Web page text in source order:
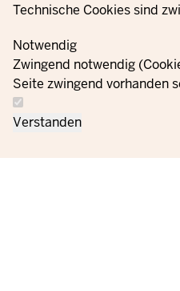
Technische Cookies sind
Notwendig
Zwingend notwendig
Seite zwingend vorhanden
Verstanden
Зв'яжіться
з нами